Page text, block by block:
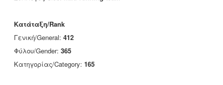
Κατάταξη/Rank
Γενική/General: 412
Φύλου/Gender: 365
Κατηγορίας/Category: 165